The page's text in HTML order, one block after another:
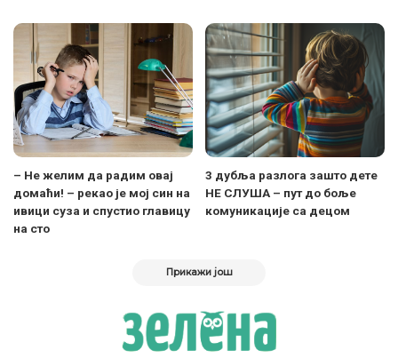
– Не желим да радим овај
домаћи! – рекао је мој син на
ивици суза и спустио главицу
на сто
3 дубља разлога зашто дете
НЕ СЛУША – пут до боље
комуникације са децом
Прикажи још